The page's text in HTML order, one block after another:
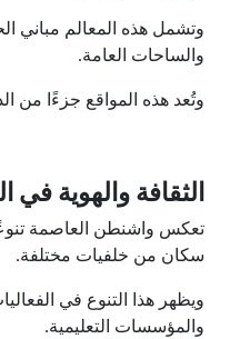
وتشمل هذه المعالم مباني
والساحات العامة.
وتُعد هذه المواقع جزءًا من
الثقافة والهوية في
تعكس واشنطن العاصمة
سكان من خلفيات مختلفة.
ويظهر هذا التنوع في
والمؤسسات التعليمية.